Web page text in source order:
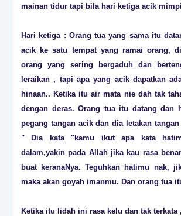
mainan tidur tapi bila hari ketiga acik mimpi
Hari ketiga : Orang tua yang sama itu
acik ke satu tempat yang ramai orang,
orang yang sering bergaduh dan
leraikan , tapi apa yang acik dapatkan
hinaan.. Ketika itu air mata nie dah tak
dengan deras. Orang tua itu datang dan
pegang tangan acik dan dia letakan
" Dia kata "kamu ikut apa kata
dalam,yakin pada Allah jika kau rasa
buat keranaNya. Teguhkan hatimu nak,
maka akan goyah imanmu. Dan orang tua
Ketika itu lidah ini rasa kelu dan tak terkata